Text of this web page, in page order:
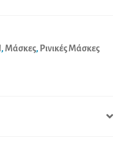
, Μάσκες, Ρινικές Μάσκες